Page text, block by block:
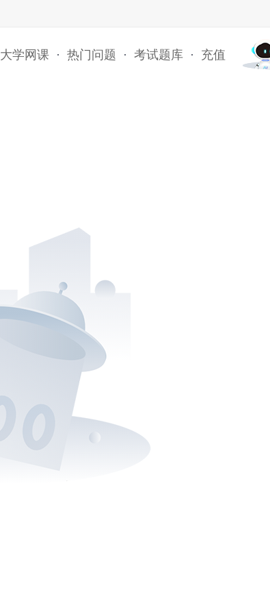
大学网课 · 热门问题 · 考试题库 · 充值